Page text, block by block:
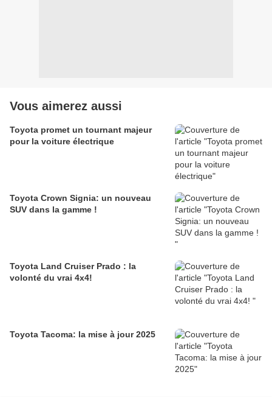
Vous aimerez aussi
Toyota promet un tournant majeur
pour la voiture électrique
Toyota Crown Signia: un nouveau
SUV dans la gamme !
Toyota Land Cruiser Prado : la
volonté du vrai 4x4!
Toyota Tacoma: la mise à jour 2025